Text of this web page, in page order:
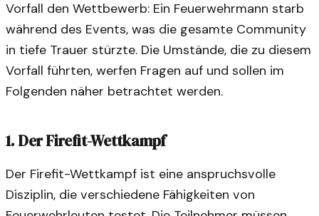
Vorfall den Wettbewerb: Ein Feuerwehrmann starb
während des Events, was die gesamte Community
in tiefe Trauer stürzte. Die Umstände, die zu diesem
Vorfall führten, werfen Fragen auf und sollen im
Folgenden näher betrachtet werden.
1. Der Firefit-Wettkampf
Der Firefit-Wettkampf ist eine anspruchsvolle
Disziplin, die verschiedene Fähigkeiten von